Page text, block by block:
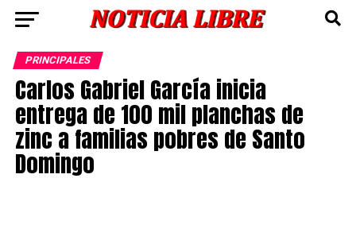
PRINCIPALES
Carlos Gabriel García inicia
entrega de 100 mil planchas de
zinc a familias pobres de Santo
Domingo